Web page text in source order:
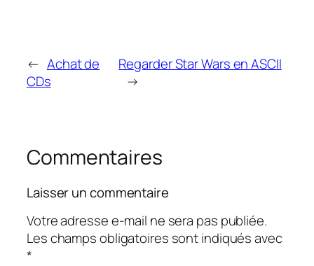
← Achat de
CDs
Regarder Star Wars en ASCII
→
Commentaires
Laisser un commentaire
Votre adresse e-mail ne sera pas publiée.
Les champs obligatoires sont indiqués avec
*